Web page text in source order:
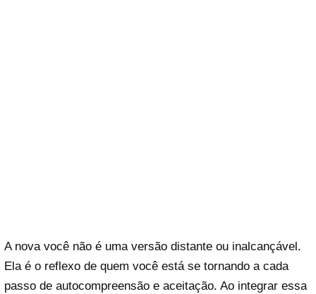
A nova você não é uma versão distante ou inalcançável.
Ela é o reflexo de quem você está se tornando a cada
passo de autocompreensão e aceitação. Ao integrar essa